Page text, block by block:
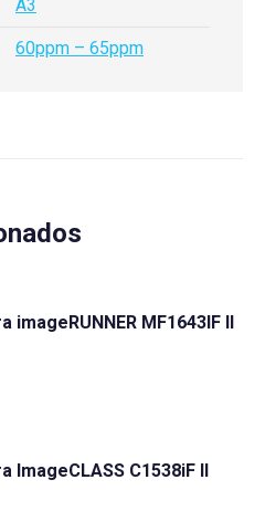
A3
60ppm – 65ppm
imageRUNNER MF1643IF II
ImageCLASS C1538iF II